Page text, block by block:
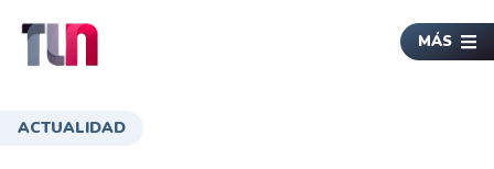
MÁS
ACTUALIDAD